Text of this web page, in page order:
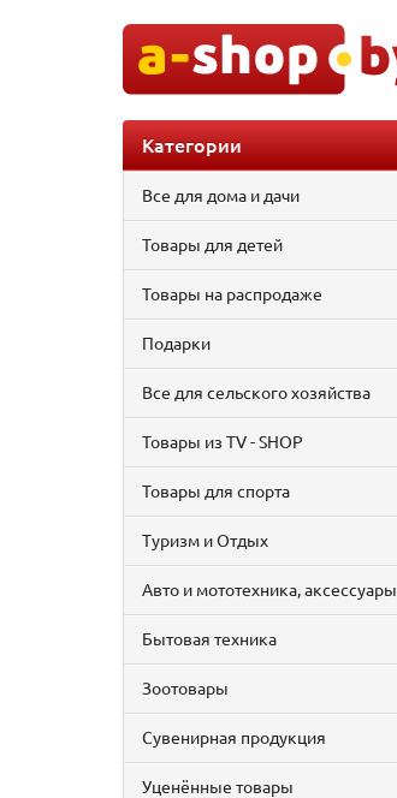
Категории
Все для дома и дачи
Товары для детей
Товары на распродаже
Подарки
Все для сельского хозяйства
Товары из TV - SHOP
Товары для спорта
Туризм и Отдых
Авто и мототехника, аксессуары
Бытовая техника
Зоотовары
Сувенирная продукция
Уценённые товары